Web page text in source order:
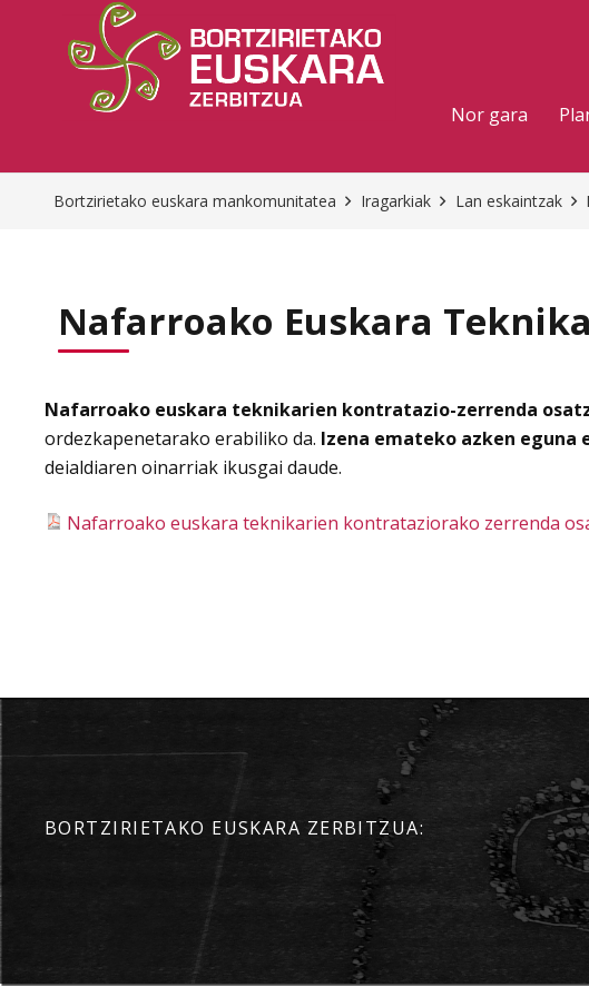
Nor gara
Bortzirietako euskara mankomunitatea Iragarkiak Lan eskaintzak
Nafarroako Euskara
Nafarroako euskara teknikarien kontratazio-zerrenda
ordezkapenetarako erabiliko da. Izena emateko azken eguna
deialdiaren oinarriak ikusgai daude.
Nafarroako euskara teknikarien kontrataziorako zerrenda
BORTZIRIETAKO EUSKARA ZERBITZUA: